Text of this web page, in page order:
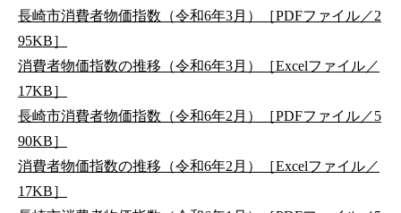
長崎市消費者物価指数（令和6年3月）［PDFファイル／2
95KB］
消費者物価指数の推移（令和6年3月）［Excelファイル／
17KB］
長崎市消費者物価指数（令和6年2月）［PDFファイル／5
90KB］
消費者物価指数の推移（令和6年2月）［Excelファイル／
17KB］